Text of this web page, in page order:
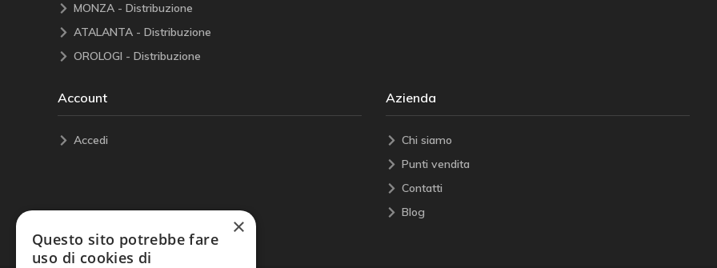
MONZA - Distribuzione
ATALANTA - Distribuzione
OROLOGI - Distribuzione
Account
Accedi
Azienda
Chi siamo
Punti vendita
Contatti
Blog
×
Questo sito potrebbe fare
uso di cookies di